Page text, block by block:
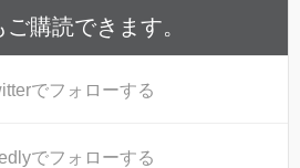
購読できます。
でフォローする
でフォローする